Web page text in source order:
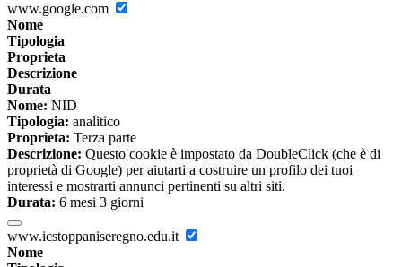
www.google.com
Nome
Tipologia
Proprieta
Descrizione
Durata
Nome: NID
Tipologia: analitico
Proprieta: Terza parte
Descrizione: Questo cookie è impostato da DoubleClick (che è di
proprietà di Google) per aiutarti a costruire un profilo dei tuoi
interessi e mostrarti annunci pertinenti su altri siti.
Durata: 6 mesi 3 giorni
www.icstoppaniseregno.edu.it
Nome